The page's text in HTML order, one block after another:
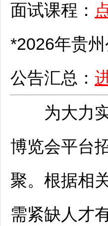
面试课程：
*2026年贵州
公告汇总：
为大力实
博览会平台
聚。根据相
需紧缺人才